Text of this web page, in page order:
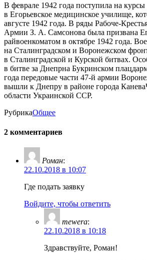
В феврале 1942 года поступила на
в Егорьевское медицинское училище,
августе 1942 года. В ряды Рабоче-
Армии З. А. Самсонова была призвана
райвоенкоматом в октябре 1942 года.
на Сталинградском и Воронежском
в Сталинградской и Курской битвах.
в битве за Днепрна Букринском
года передовые части 47-й армии
вышли к Днепру в районе города
области Украинской ССР.
РубрикаOбщее
2 комментариев
Роман:
22.10.2018 в 10:07
Где подать заявку
Войдите, чтобы ответить
mewera:
22.10.2018 в 10:18
Здравствуйте, Роман!